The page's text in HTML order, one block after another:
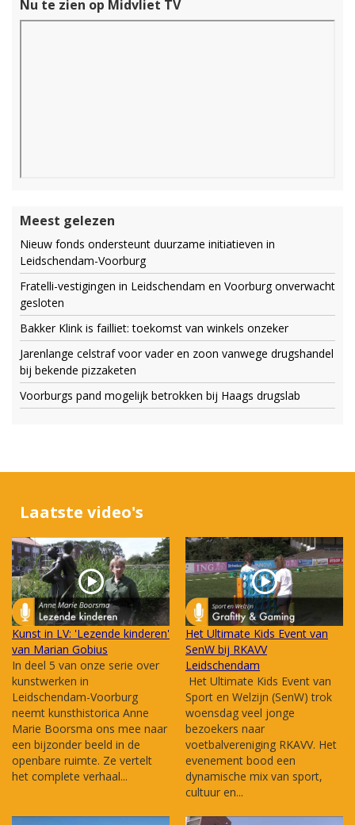
Nu te zien op Midvliet TV
Meest gelezen
Nieuw fonds ondersteunt duurzame initiatieven in
Leidschendam-Voorburg
Fratelli-vestigingen in Leidschendam en Voorburg onverwacht
gesloten
Bakker Klink is failliet: toekomst van winkels onzeker
Jarenlange celstraf voor vader en zoon vanwege drugshandel
bij bekende pizzaketen
Voorburgs pand mogelijk betrokken bij Haags drugslab
Laatste video's
Kunst in LV: 'Lezende kinderen'
van Marian Gobius
In deel 5 van onze serie over
kunstwerken in
Leidschendam-Voorburg
neemt kunsthistorica Anne
Marie Boorsma ons mee naar
een bijzonder beeld in de
openbare ruimte. Ze vertelt
het complete verhaal...
Het Ultimate Kids Event van
SenW bij RKAVV
Leidschendam
Het Ultimate Kids Event van
Sport en Welzijn (SenW) trok
woensdag veel jonge
bezoekers naar
voetbalvereniging RKAVV. Het
evenement bood een
dynamische mix van sport,
cultuur en...